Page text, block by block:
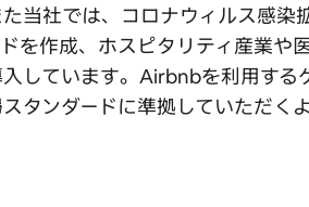
当社では、コロナウィルス感染
を作成、ホスピタリティ産業や
入しています。Airbnbを利用する
タンダードに準拠していただく